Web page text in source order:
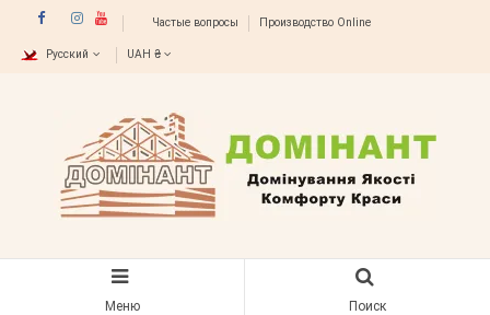
Частые вопросы Производство Online
Русский UAH ₴
Меню Поиск